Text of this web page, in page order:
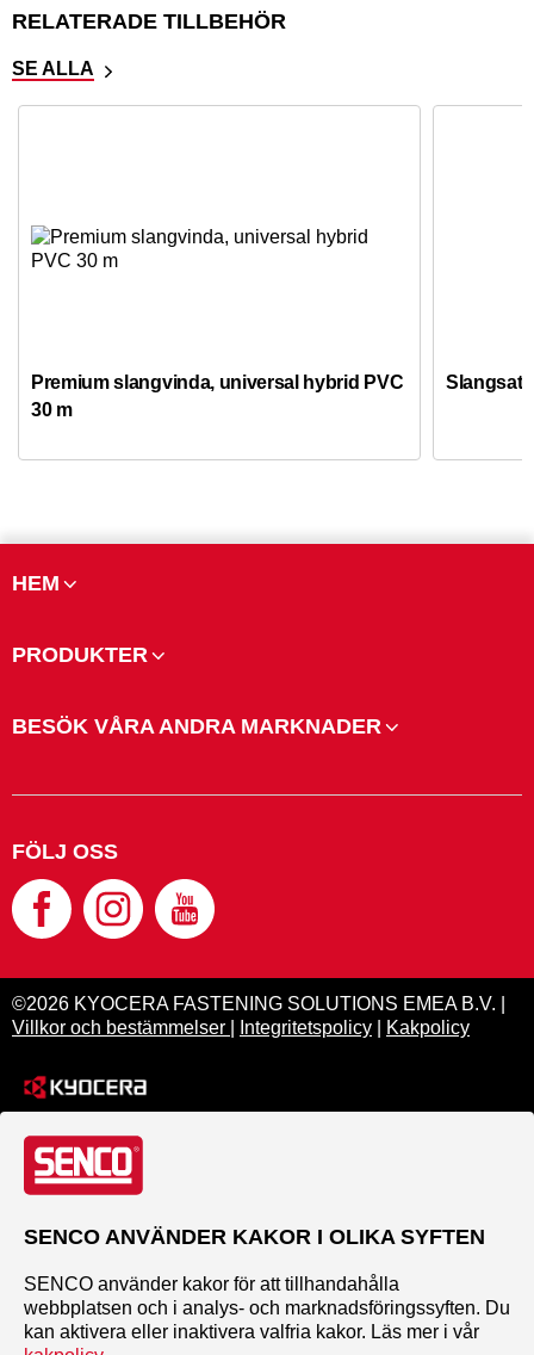
RELATERADE TILLBEHÖR
SE ALLA
Premium slangvinda, universal hybrid PVC
30 m
HEM
PRODUKTER
BESÖK VÅRA ANDRA MARKNADER
FÖLJ OSS
©2026 KYOCERA FASTENING SOLUTIONS EMEA B.V. |
Villkor och bestämmelser
Integritetspolicy Kakpolicy
SENCO ANVÄNDER KAKOR I OLIKA SYFTEN
SENCO använder kakor för att tillhandahålla
webbplatsen och i analys- och marknadsföringssyften. Du
kan aktivera eller inaktivera valfria kakor. Läs mer i vår